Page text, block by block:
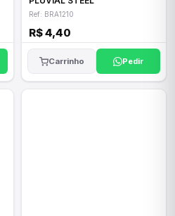
Ref: BRA1210
R$ 4,40
Carrinho Pedir